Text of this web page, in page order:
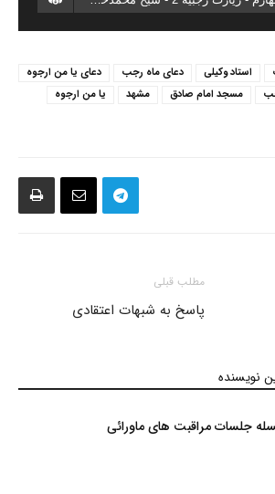
استاد وکیلی دعای ماه رجب
دعای یا من ارجوه
مسجد امام صادق مشهد
یا من ارجوه
مطلب قبلی
پاسخ به شبهات اعتقادی
نویسنده
جلسات مراقبت های ماورائی